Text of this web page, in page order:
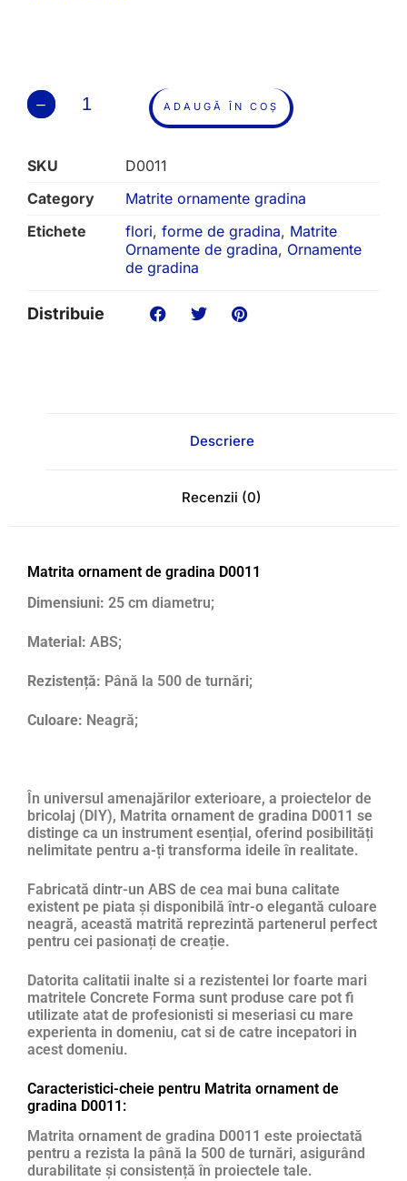
ADAUGĂ ÎN COȘ
SKU
D0011
Category
Matrite ornamente gradina
Etichete
flori, forme de gradina, Matrite
Ornamente de gradina, Ornamente
de gradina
Distribuie
Descriere
Recenzii (0)
Matrita ornament de gradina D0011
Dimensiuni: 25 cm diametru;
Material: ABS;
Rezistență: Până la 500 de turnări;
Culoare: Neagră;
În universul amenajărilor exterioare, a proiectelor de
bricolaj (DIY), Matrita ornament de gradina D0011 se
distinge ca un instrument esențial, oferind posibilități
nelimitate pentru a-ți transforma ideile în realitate.
Fabricată dintr-un ABS de cea mai buna calitate
existent pe piata și disponibilă într-o elegantă culoare
neagră, această matrită reprezintă partenerul perfect
pentru cei pasionați de creație.
Datorita calitatii inalte si a rezistentei lor foarte mari
matritele Concrete Forma sunt produse care pot fi
utilizate atat de profesionisti si meseriasi cu mare
experienta in domeniu, cat si de catre incepatori in
acest domeniu.
Caracteristici-cheie pentru Matrita ornament de
gradina D0011:
Matrita ornament de gradina D0011 este proiectată
pentru a rezista la până la 500 de turnări, asigurând
durabilitate și consistență în proiectele tale.